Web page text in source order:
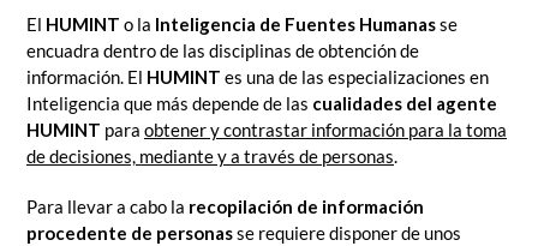
El HUMINT o la Inteligencia de Fuentes Humanasse
encuadra dentro de las disciplinas de obtención de
información. El HUMINT es una de las especializaciones en
Inteligencia que más depende de las cualidades del agente
HUMINT para obtener y contrastar información para la toma
de decisiones, mediante y a través de personas.
Para llevar a cabo la recopilación de información
procedente de personasse requiere disponer de unos